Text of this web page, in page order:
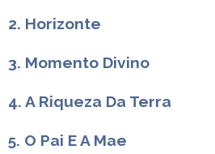
2. Horizonte
3. Momento Divino
4. A Riqueza Da Terra
5. O Pai E A Mae